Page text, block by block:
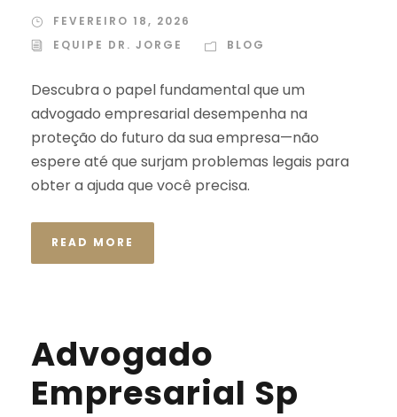
FEVEREIRO 18, 2026
EQUIPE DR. JORGE
BLOG
Descubra o papel fundamental que um
advogado empresarial desempenha na
proteção do futuro da sua empresa—não
espere até que surjam problemas legais para
obter a ajuda que você precisa.
READ MORE
Advogado
Empresarial Sp